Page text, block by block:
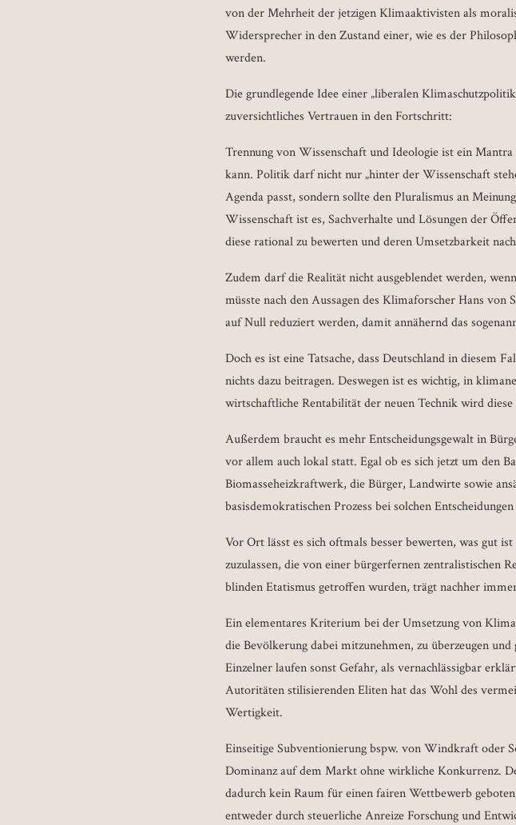
von der Mehrheit der jetzigen Klimaaktivisten als
Widersprecher in den Zustand einer, wie es der
werden.
Die grundlegende Idee einer „liberalen
zuversichtliches Vertrauen in den Fortschritt:
Trennung von Wissenschaft und Ideologie ist ein
kann. Politik darf nicht nur „hinter der Wissenschaft
Agenda passt, sondern sollte den Pluralismus an
Wissenschaft ist es, Sachverhalte und Lösungen der
diese rational zu bewerten und deren Umsetzbarkeit
Zudem darf die Realität nicht ausgeblendet werden,
müsste nach den Aussagen des Klimaforscher Hans
auf Null reduziert werden, damit annähernd das
Doch es ist eine Tatsache, dass Deutschland in diesem
nichts dazu beitragen. Deswegen ist es wichtig, in
wirtschaftliche Rentabilität der neuen Technik wird
Außerdem braucht es mehr Entscheidungsgewalt in
vor allem auch lokal statt. Egal ob es sich jetzt um den
Biomasseheizkraftwerk, die Bürger, Landwirte sowie
basisdemokratischen Prozess bei solchen
Vor Ort lässt es sich oftmals besser bewerten, was gut
zuzulassen, die von einer bürgerfernen zentralistischen
blinden Etatismus getroffen wurden, trägt nachher
Ein elementares Kriterium bei der Umsetzung von
die Bevölkerung dabei mitzunehmen, zu überzeugen
Einzelner laufen sonst Gefahr, als vernachlässigbar
Autoritäten stilisierenden Eliten hat das Wohl des
Wertigkeit.
Einseitige Subventionierung bspw. von Windkraft oder
Dominanz auf dem Markt ohne wirkliche Konkurrenz.
dadurch kein Raum für einen fairen Wettbewerb
entweder durch steuerliche Anreize Forschung und